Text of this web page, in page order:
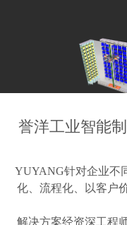
誉洋工业智能
YUYANG针对企业不
化、流程化、以客户
解决方案经资深工程